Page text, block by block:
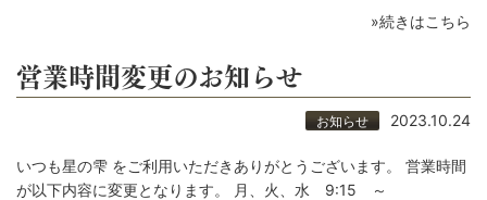
»続きはこちら
営業時間変更のお知らせ
お知らせ 2023.10.24
いつも星の雫 をご利用いただきありがとうございます。 営業時間
が以下内容に変更となります。 月、火、水 9:15 ～